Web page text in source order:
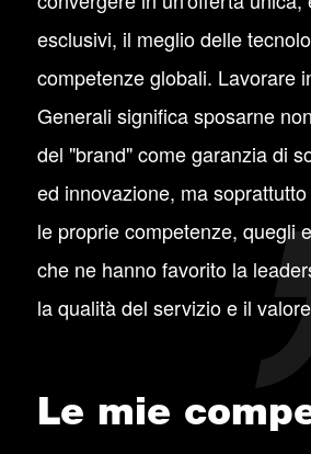
esclusivi, il meglio delle
competenze globali. Lavorare
Generali significa sposarne
del "brand" come garanzia di
ed innovazione, ma
le proprie competenze, quegli
che ne hanno favorito la
la qualità del servizio e il
Le mie